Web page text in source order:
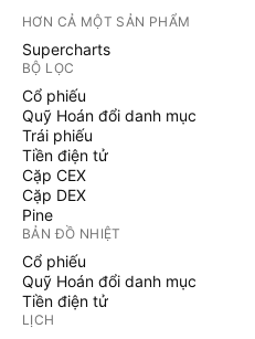
HƠN CẢ MỘT SẢN PHẨM
Supercharts
BỘ LỌC
Cổ phiếu
Quỹ Hoán đổi danh mục
Trái phiếu
Tiền điện tử
Cặp CEX
Cặp DEX
Pine
BẢN ĐỒ NHIỆT
Cổ phiếu
Quỹ Hoán đổi danh mục
Tiền điện tử
LỊCH